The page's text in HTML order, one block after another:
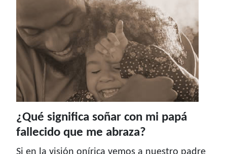
¿Qué significa soñar con mi papá
fallecido que me abraza?